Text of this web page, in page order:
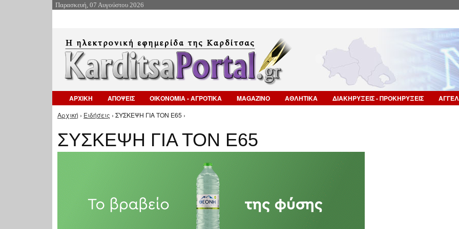
Παρασκευή, 07 Αυγούστου 2026
ΑΡΧΙΚΗ ΑΠΟΨΕΙΣ ΟΙΚΟΝΟΜΙΑ - ΑΓΡΟΤΙΚΑ MAGAZINO ΑΘΛΗΤΙΚΑ ΔΙΑΚΗΡΥΞΕΙΣ - ΠΡΟΚΗΡΥΞΕΙΣ
Είστε εδώ
Αρχική › Ειδήσεις › ΣΥΣΚΕΨΗ ΓΙΑ ΤΟΝ Ε65 ›
ΣΥΣΚΕΨΗ ΓΙΑ ΤΟΝ Ε65